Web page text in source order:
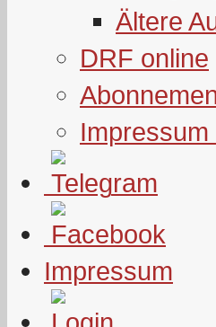
Ältere
DRF online
Impressum
Impressum